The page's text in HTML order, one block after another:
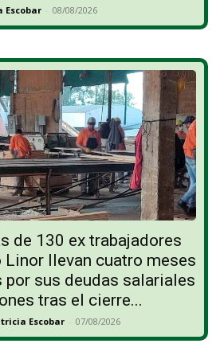
Escobar - 08/08/2026
de 130 ex trabajadores
Linor llevan cuatro meses
por sus deudas salariales
tras el cierre...
Escobar - 07/08/2026